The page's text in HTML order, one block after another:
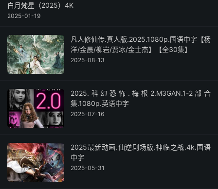
白月梵星（2025）4K
2025-01-19
凡人修仙传.真人版.2025.1080p.国语中字【杨
洋/金晨/柳岩/贾冰/金士杰】【全30集】
2025-08-13
2025.科幻恐怖.梅根2.M3GAN.1-2部合
集.1080p.英语中字
2025-07-16
2025最新动画.仙逆剧场版.神临之战.4k.国语
中字
2025-05-31